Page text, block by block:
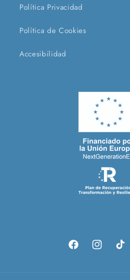
Política Privacidad
Política de Cookies
Accesibilidad
FacebookInstagramTikTok